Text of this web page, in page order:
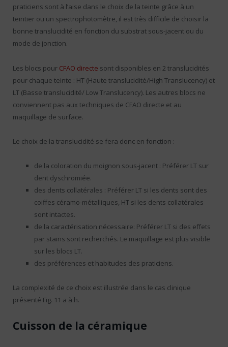
praticiens sont à l’aise dans le choix de la teinte grâce à un
teintier ou un spectrophotomètre, il est très difficile de choisir la
bonne translucidité en fonction du substrat sous-jacent ou du
mode de jonction.
Les blocs pour CFAO directe sont disponibles en 2 translucidités
pour chaque teinte : HT (Haute translucidité/High Translucency) et
LT (Basse translucidité/ Low Translucency). Les autres blocs ne
conviennent pas aux techniques de CFAO directe et au
maquillage de surface.
Le choix de la translucidité se fera donc en fonction :
de la coloration du moignon sous-jacent : Préférer LT sur
dent dyschromiée.
des dents collatérales : Préférer LT si les dents sont des
coiffes céramo-métalliques, HT si les dents collatérales
sont intactes.
de la caractérisation nécessaire: Préférer LT si des effets
par stains sont recherchés. Le maquillage est plus visible
sur les blocs LT.
des préférences et habitudes des praticiens.
La complexité de ce choix est illustrée dans le cas clinique
présenté Fig. 11 a à h.
Cuisson de la céramique